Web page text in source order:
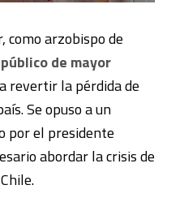
como arzobispo de
de mayor
revertir la pérdida de
Se opuso a un
por el presidente
abordar la crisis de